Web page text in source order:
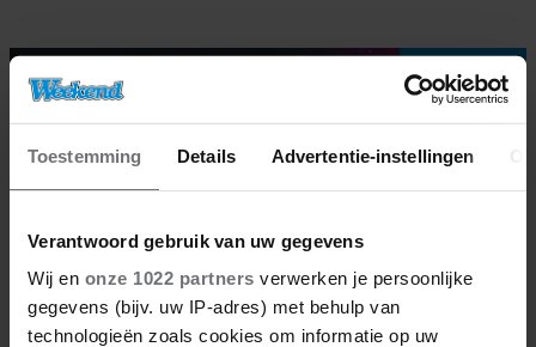
Toestemming Details Advertentie-instellingen
Verantwoord gebruik van uw gegevens
Wij en onze 1022 partners verwerken je persoonlijke
gegevens (bijv. uw IP-adres) met behulp van
technologieën zoals cookies om informatie op uw